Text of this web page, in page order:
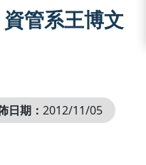
資管系王博文
日期： 2012/11/05